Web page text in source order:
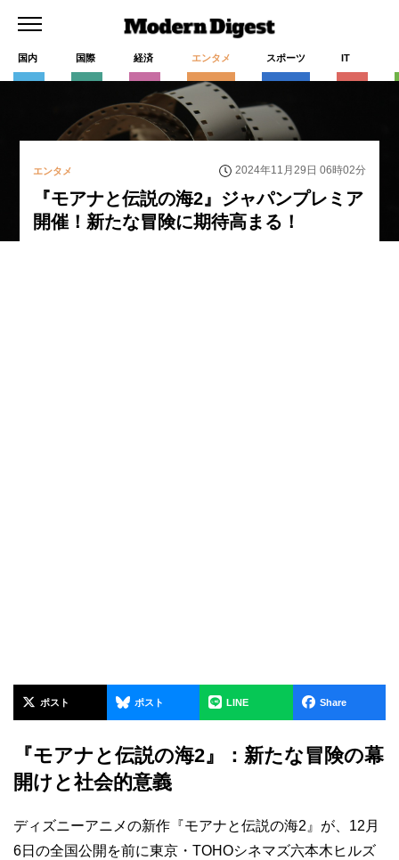
国内 国際 経済 エンタメ スポーツ IT
エンタメ 2024年11月29日 06時02分
『モアナと伝説の海2』ジャパンプレミア
開催！新たな冒険に期待高まる！
ポスト ポスト LINE Share
『モアナと伝説の海2』：新たな冒険の幕
開けと社会的意義
ディズニーアニメの新作『モアナと伝説の海2』が、12月
6日の全国公開を前に東京・TOHOシネマズ六本木ヒルズ